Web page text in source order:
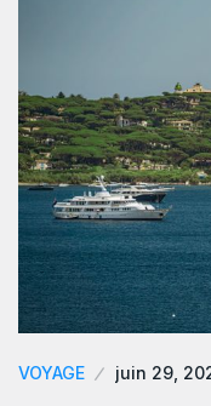
VOYAGE juin 29,